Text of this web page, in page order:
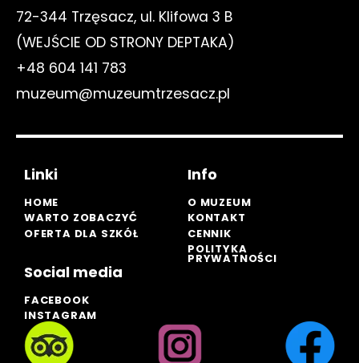
72-344 Trzęsacz, ul. Klifowa 3 B
(WEJŚCIE OD STRONY DEPTAKA)
+48 604 141 783
muzeum@muzeumtrzesacz.pl
Linki
HOME
WARTO ZOBACZYĆ
OFERTA DLA SZKÓŁ
Info
O MUZEUM
KONTAKT
CENNIK
POLITYKA
PRYWATNOŚCI
Social media
FACEBOOK
INSTAGRAM